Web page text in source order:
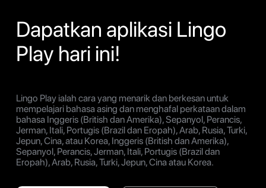
Dapatkan aplikasi Lingo
Play hari ini!
Lingo Play ialah cara yang menarik dan berkesan untuk
mempelajari bahasa asing dan menghafal perkataan dalam
bahasa Inggeris (British dan Amerika), Sepanyol, Perancis,
Jerman, Itali, Portugis (Brazil dan Eropah), Arab, Rusia, Turki,
Jepun, Cina, atau Korea, Inggeris (British dan Amerika),
Sepanyol, Perancis, Jerman, Itali, Portugis (Brazil dan
Eropah), Arab, Rusia, Turki, Jepun, Cina atau Korea.